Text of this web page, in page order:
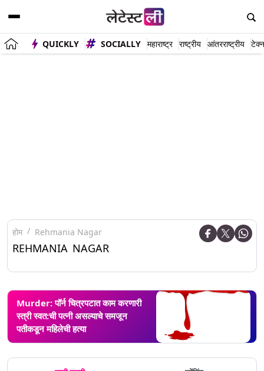
QUICKLY SOCIALLY महाराष्ट्र राष्ट्रीय आंतरराष्ट्रीय
होम Rehmania Nagar
REHMANIA NAGAR
Murder: पॉर्न चित्रपटात काम करणारी
स्त्री स्वत:ची पत्नी असल्याचे समजून
पतीकडून महिलेची हत्या